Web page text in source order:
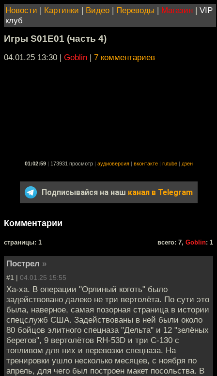
Новости | Картинки | Видео | Переводы | Магазин | VIP
клуб
Игры S01E01 (часть 4)
04.01.25 13:30 | Goblin | 7 комментариев
01:02:59 173931 просмотр аудиоверсия вконтакте rutube дзен
Подписывайся на наш канал в Telegram
Комментарии
cтраницы: 1 всего: 7, Goblin: 1
Пострел »
#1 | 04.01.25 15:55
Ха-ха. В операции "Орлиный коготь" было
задействовано далеко не три вертолёта. По сути это
была, наверное, самая позорная страница в истории
спецслужб США. Задействованы в ней были около
80 бойцов элитного спецназа "Дельта" и 12 "зелёных
беретов", 9 вертолётов RH-53D и три С-130 с
топливом для них и перевозки спецназа. На
тренировки ушло несколько месяцев, с ноября по
апрель, для чего был построен макет посольства. В